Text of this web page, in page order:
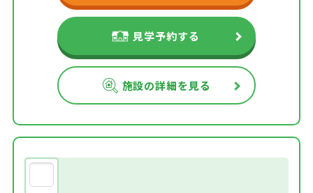
見学予約する
施設の詳細を見る